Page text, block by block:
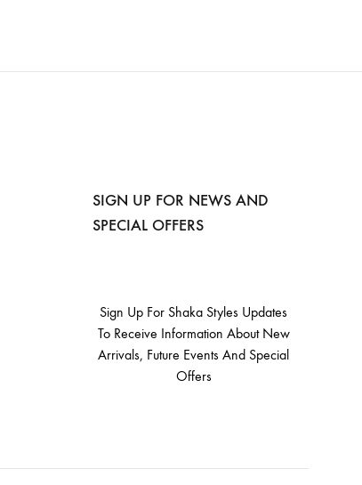
SIGN UP FOR NEWS AND
SPECIAL OFFERS
Sign Up For Shaka Styles Updates
To Receive Information About New
Arrivals, Future Events And Special
Offers